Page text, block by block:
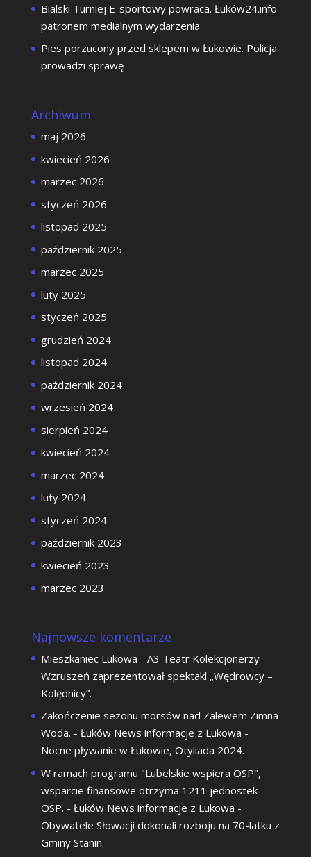
Bialski Turniej E-sportowy powraca. Łuków24.info
patronem medialnym wydarzenia
Pies porzucony przed sklepem w Łukowie. Policja
prowadzi sprawę
Archiwum
maj 2026
kwiecień 2026
marzec 2026
styczeń 2026
listopad 2025
październik 2025
marzec 2025
luty 2025
styczeń 2025
grudzień 2024
listopad 2024
październik 2024
wrzesień 2024
sierpień 2024
kwiecień 2024
marzec 2024
luty 2024
styczeń 2024
październik 2023
kwiecień 2023
marzec 2023
Najnowsze komentarze
Mieszkaniec Lukowa - A3 Teatr Kolekcjonerzy
Wzruszeń zaprezentował spektakl „Wędrowcy –
Kolędnicy”.
Zakończenie sezonu morsów nad Zalewem Zimna
Woda. - Łuków News informacje z Lukowa -
Nocne pływanie w Łukowie, Otyliada 2024.
W ramach programu "Lubelskie wspiera OSP",
wsparcie finansowe otrzyma 1211 jednostek
OSP. - Łuków News informacje z Lukowa -
Obywatele Słowacji dokonali rozboju na 70-latku z
Gminy Stanin.